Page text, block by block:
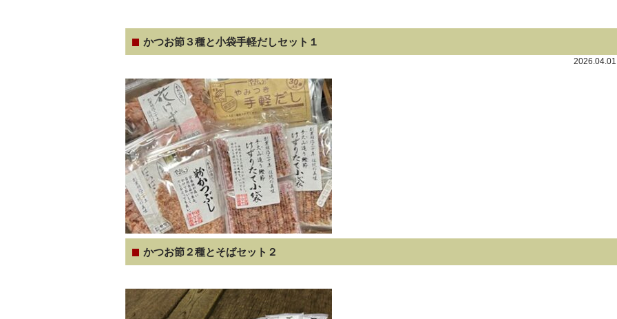
かつお節３種と小袋手軽だしセット１
2026.04.01
かつお節２種とそばセット２